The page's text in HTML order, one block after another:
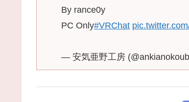
By rance0y
PC Only#VRChat
— 安気亜野工房